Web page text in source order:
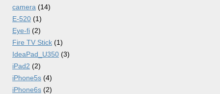
camera (14)
E-520 (1)
Eye-fi (2)
Fire TV Stick (1)
IdeaPad_U350 (3)
iPad2 (2)
iPhone5s (4)
iPhone6s (2)